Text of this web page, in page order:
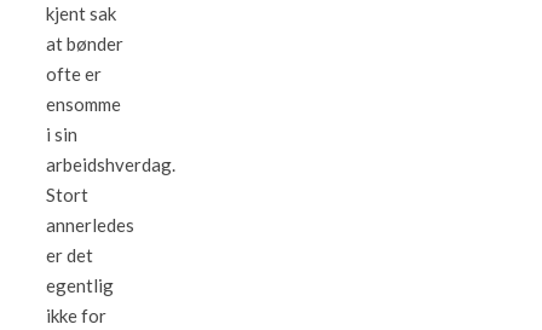
kjent sak
at bønder
ofte er
ensomme
i sin
arbeidshverdag.
Stort
annerledes
er det
egentlig
ikke for